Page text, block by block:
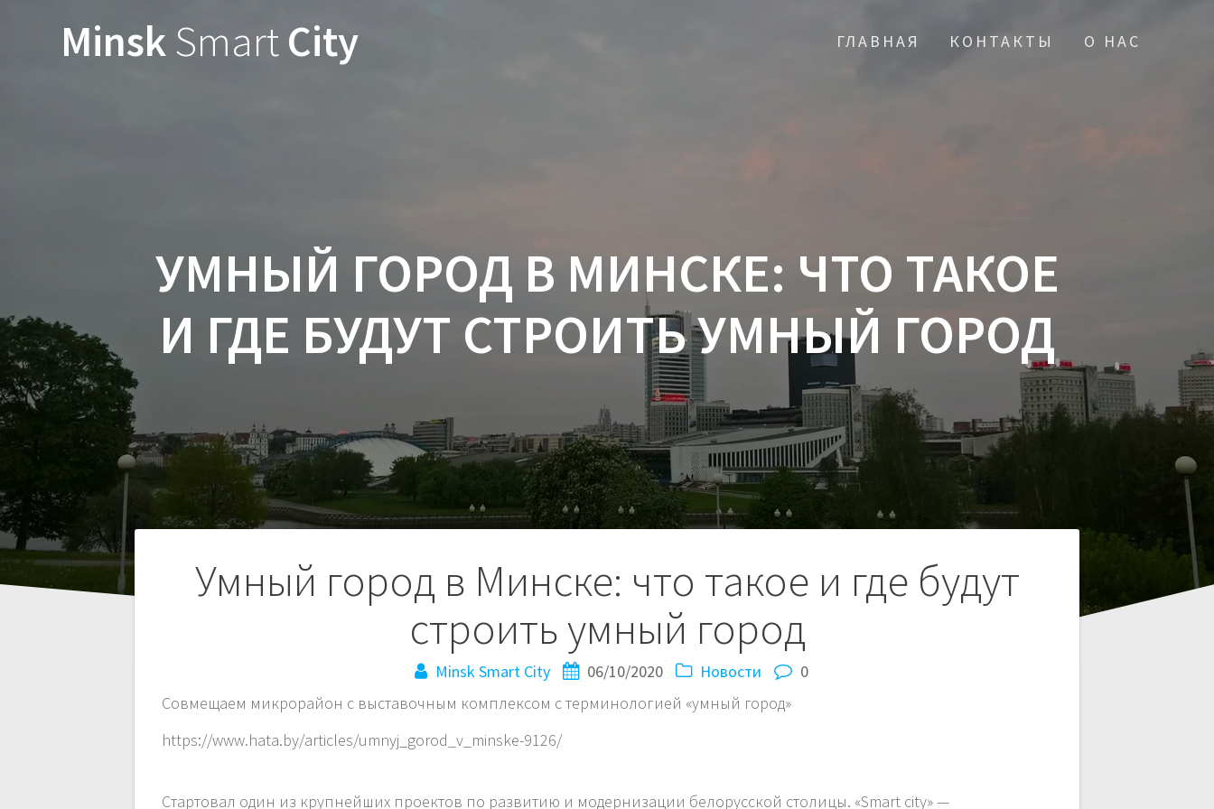
MinskSmartCity ГЛАВНАЯ КОНТАКТЫ О НАС
УМНЫЙ ГОРОД В МИНСКЕ: ЧТО ТАКОЕ
И ГДЕ БУДУТ СТРОИТЬ УМНЫЙ ГОРОД
Умный город в Минске: что такое и где будут
строить умный город
Minsk Smart City 06/10/2020 Новости
0
Совмещаем микрорайон с выставочным комплексом с терминологией «умный город»
https://www.hata.by/articles/umnyj_gorod_v_minske-9126/
Стартовал один из крупнейших проектов по развитию и модернизации белорусской столицы. «Smart city» —
Навигация